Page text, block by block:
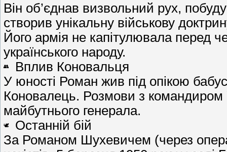
Він об’єднав визвольний рух,
створив унікальну військову
Його армія не капітулювала перед
українського народу.
Вплив Коновальця
У юності Роман жив під опікою
Коновалець. Розмови з
майбутнього генерала.
Останній бій
За Романом Шухевичем (через